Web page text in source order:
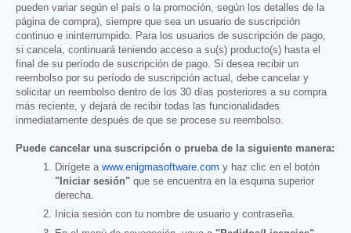
pueden variar según el país o la promoción, según los detalles de la
página de compra), siempre que sea un usuario de suscripción
continuo e ininterrumpido. Para los usuarios de suscripción de pago,
si cancela, continuará teniendo acceso a su(s) producto(s) hasta el
final de su período de suscripción de pago. Si desea recibir un
reembolso por su período de suscripción actual, debe cancelar y
solicitar un reembolso dentro de los 30 días posteriores a su compra
más reciente, y dejará de recibir todas las funcionalidades
inmediatamente después de que se procese su reembolso.
Puede cancelar una suscripción o prueba de la siguiente manera:
Dirígete a www.enigmasoftware.com y haz clic en el botón
"Iniciar sesión" que se encuentra en la esquina superior
derecha.
Inicia sesión con tu nombre de usuario y contraseña.